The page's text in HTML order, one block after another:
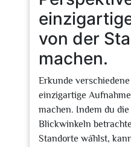
von der
machen.
Erkunde
einzigartige
machen. Indem du
Blickwinkeln
Standorte wählst,